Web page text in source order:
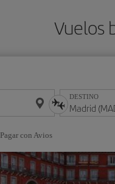
Vuelos
DESTINO
Pagar con Avios